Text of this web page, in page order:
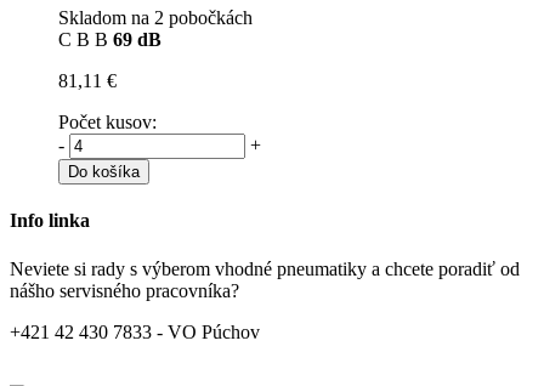
Skladom na 2 pobočkách
C B B 69 dB
81,11 €
Počet kusov:
-
+
Do košíka
Info linka
Neviete si rady s výberom vhodné pneumatiky a chcete poradiť od
nášho servisného pracovníka?
+421 42 430 7833 - VO Púchov